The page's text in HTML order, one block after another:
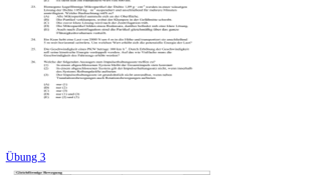
Übung 3